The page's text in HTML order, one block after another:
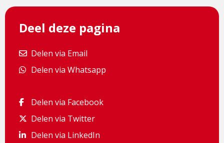
Deel deze pagina
Delen via Email
Delen via Email
Delen via Whatsapp
Delen via Whatsapp
Delen via Facebook
Delen via Facebook
Delen via Twitter
Delen via Twitter
Delen via LinkedIn
Delen via LinkedIn